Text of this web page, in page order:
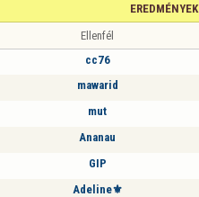
EREDMÉNYEK
Ellenfél
cc76
mawarid
mut
Ananau
GIP
Adeline⚜